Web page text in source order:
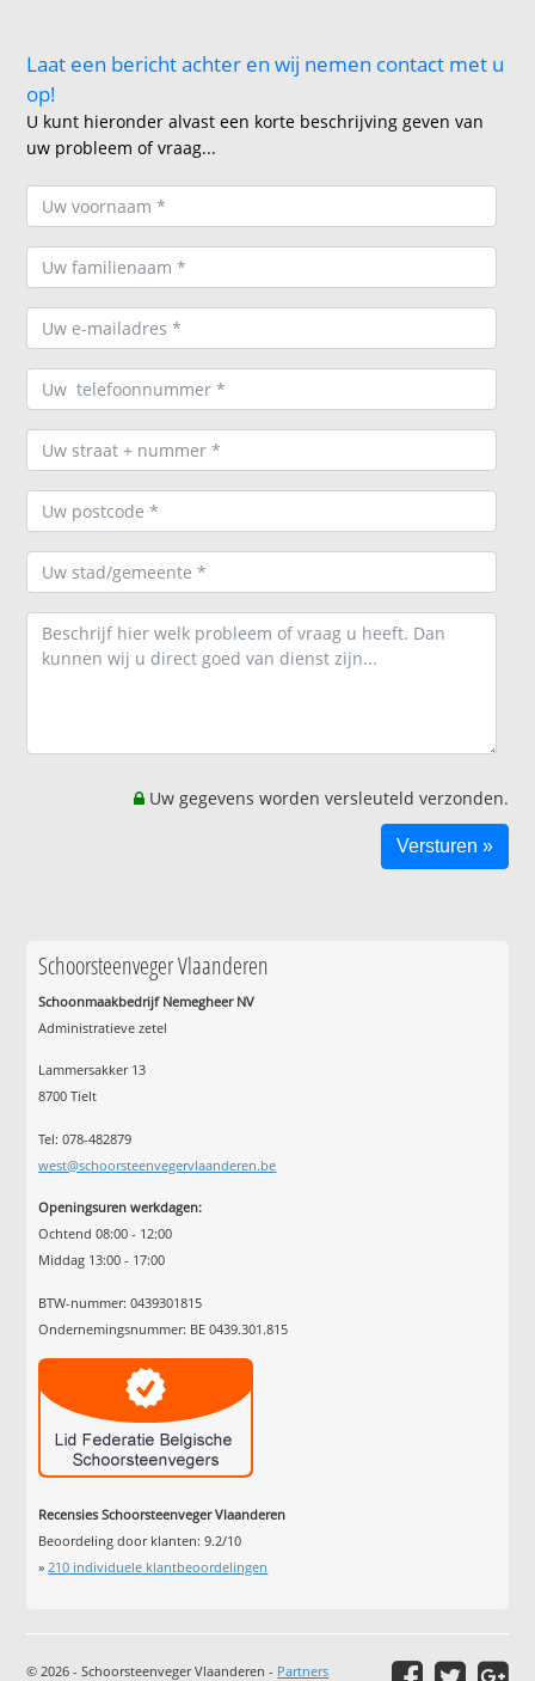
Laat een bericht achter en wij nemen contact met u
op!
U kunt hieronder alvast een korte beschrijving geven van
uw probleem of vraag...
Uw gegevens worden versleuteld verzonden.
Schoorsteenveger Vlaanderen
Schoonmaakbedrijf Nemegheer NV
Administratieve zetel
Lammersakker 13
8700 Tielt
Tel: 078-482879
west@schoorsteenvegervlaanderen.be
Openingsuren werkdagen:
Ochtend 08:00 - 12:00
Middag 13:00 - 17:00
BTW-nummer: 0439301815
Ondernemingsnummer: BE 0439.301.815
Recensies Schoorsteenveger Vlaanderen
Beoordeling door klanten:9.2/10
»210 individuele klantbeoordelingen
© 2026 - Schoorsteenveger Vlaanderen - Partners